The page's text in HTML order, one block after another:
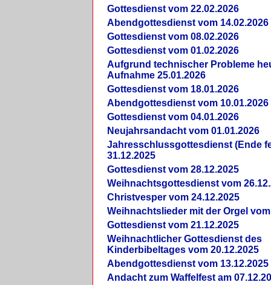
Gottesdienst vom 22.02.2026
Abendgottesdienst vom 14.02.2026
Gottesdienst vom 08.02.2026
Gottesdienst vom 01.02.2026
Aufgrund technischer Probleme
Aufnahme 25.01.2026
Gottesdienst vom 18.01.2026
Abendgottesdienst vom 10.01.2026
Gottesdienst vom 04.01.2026
Neujahrsandacht vom 01.01.2026
Jahresschlussgottesdienst (Ende
31.12.2025
Gottesdienst vom 28.12.2025
Weihnachtsgottesdienst vom
Christvesper vom 24.12.2025
Weihnachtslieder mit der Orgel vom
Gottesdienst vom 21.12.2025
Weihnachtlicher Gottesdienst des
Kinderbibeltages vom 20.12.2025
Abendgottesdienst vom 13.12.2025
Andacht zum Waffelfest am